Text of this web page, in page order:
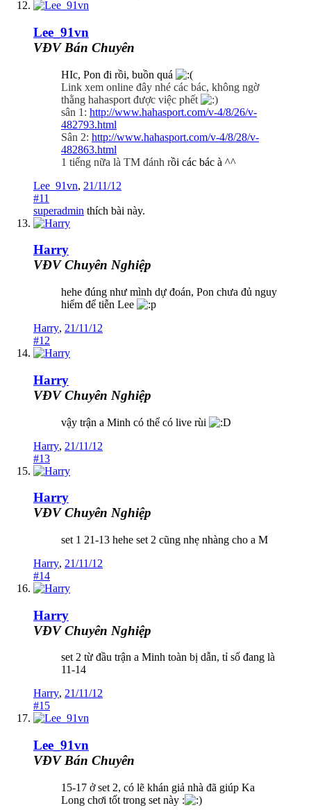
Lee_91vn
VĐV Bán Chuyên
HIc, Pon đi rồi, buồn quá
Link xem online đây nhé các bác, không ngờ
thằng hahasport được việc phết
sân 1: http://www.hahasport.com/v-4/8/26/v-
482793.html
Sân 2: http://www.hahasport.com/v-4/8/28/v-
482863.html
1 tiếng nữa là TM đánh rồi các bác à ^^
Lee_91vn, 21/11/12
#11
superadmin thích bài này.
Harry
VĐV Chuyên Nghiệp
hehe đúng như mình dự đoán, Pon chưa đủ nguy
hiểm để tiễn Lee
Harry, 21/11/12
#12
Harry
VĐV Chuyên Nghiệp
vậy trận a Minh có thể có live rùi
Harry, 21/11/12
#13
Harry
VĐV Chuyên Nghiệp
set 1 21-13 hehe set 2 cũng nhẹ nhàng cho a M
Harry, 21/11/12
#14
Harry
VĐV Chuyên Nghiệp
set 2 từ đầu trận a Minh toàn bị dẫn, tỉ số đang là
11-14
Harry, 21/11/12
#15
Lee_91vn
VĐV Bán Chuyên
15-17 ở set 2, có lẽ khán giả nhà đã giúp Ka
Long chơi tốt trong set này :